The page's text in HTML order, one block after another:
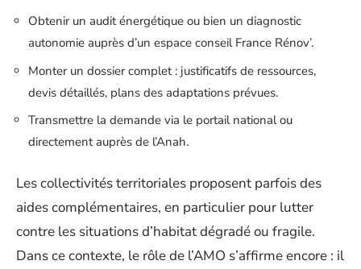
Obtenir un audit énergétique ou bien un diagnostic
autonomie auprès d’un espace conseil France Rénov’.
Monter un dossier complet : justificatifs de ressources,
devis détaillés, plans des adaptations prévues.
Transmettre la demande via le portail national ou
directement auprès de l’Anah.
Les collectivités territoriales proposent parfois des
aides complémentaires, en particulier pour lutter
contre les situations d’habitat dégradé ou fragile.
Dans ce contexte, le rôle de l’AMO s’affirme encore : il